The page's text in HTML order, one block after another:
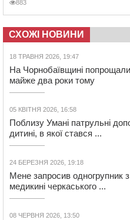
883
СХОЖІ НОВИНИ
18 ТРАВНЯ 2026, 19:47
На Чорнобаївщині
майже два роки тому
05 КВІТНЯ 2026, 16:58
Поблизу Умані патрульні
дитині, в якої стався ...
24 БЕРЕЗНЯ 2026, 19:18
Мене запросив одногрупник
медикині черкаського ...
08 ЧЕРВНЯ 2026, 13:50